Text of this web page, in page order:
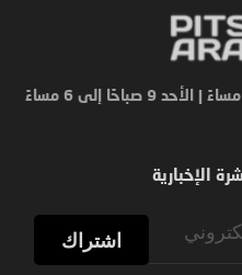
الإخبارية
اشتراك